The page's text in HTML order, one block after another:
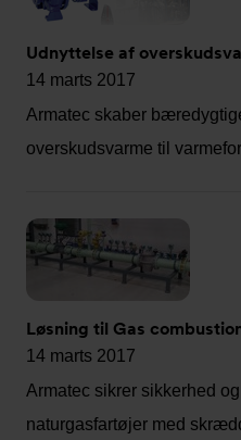
Udnyttelse af
14 marts 2017
Armatec skaber
overskudsvarme til
Løsning til Gas
14 marts 2017
Armatec sikrer sikkerhed
naturgasfartøjer med